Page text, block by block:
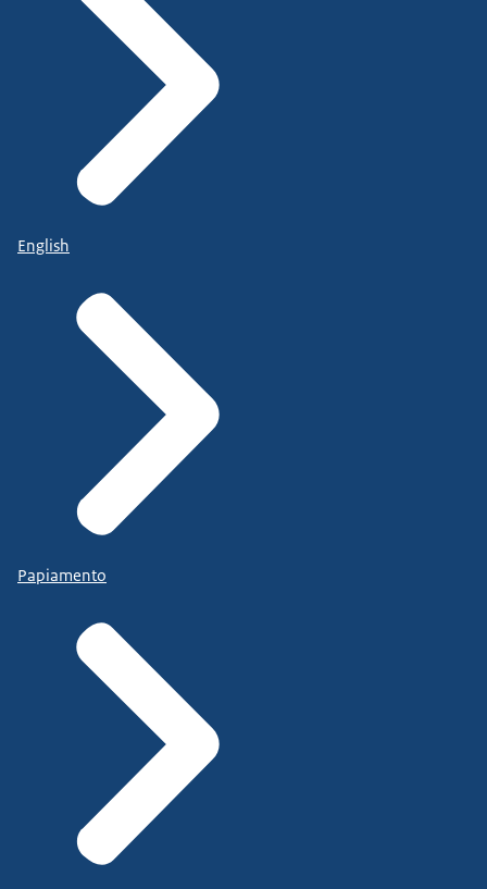
English
Papiamento